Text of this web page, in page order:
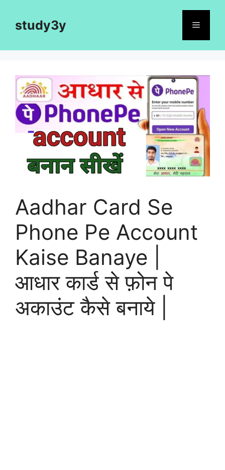
contentstudy3y Menu
Aadhar Card Se
Phone Pe Account
Kaise Banaye |
आधार कार्ड से फ़ोन पे
अकाउंट कैसे बनाये |